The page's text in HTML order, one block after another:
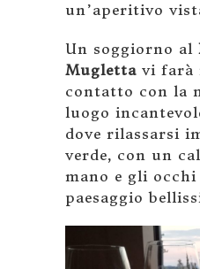
un’aperitivo
Un soggiorno al
Mugletta vi farà
contatto con la
luogo
dove rilassarsi
verde, con un
mano e gli
paesaggio